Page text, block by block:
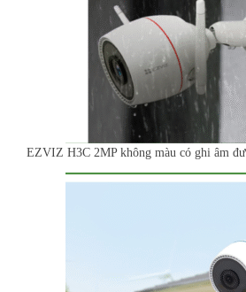
EZVIZ H3C 2MP không màu có ghi âm